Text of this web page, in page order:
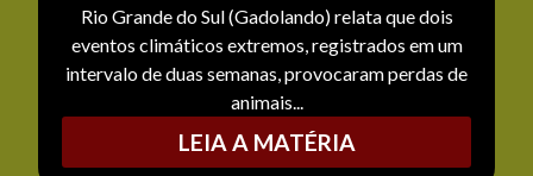
Rio Grande do Sul (Gadolando) relata que dois
eventos climáticos extremos, registrados em um
intervalo de duas semanas, provocaram perdas de
animais...
LEIA A MATÉRIA